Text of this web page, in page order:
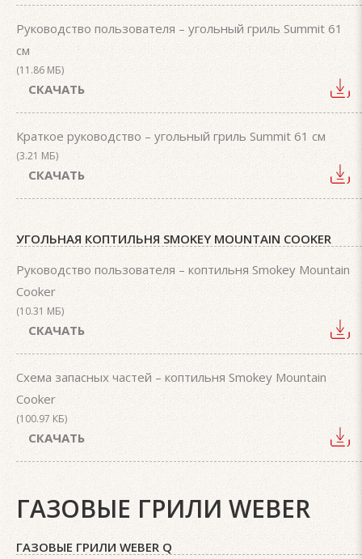
Руководство пользователя – угольный гриль Summit 61
см
(11.86 МБ)
СКАЧАТЬ
Краткое руководство – угольный гриль Summit 61 см
(3.21 МБ)
СКАЧАТЬ
УГОЛЬНАЯ КОПТИЛЬНЯ SMOKEY MOUNTAIN COOKER
Руководство пользователя – коптильня Smokey Mountain
Cooker
(10.31 МБ)
СКАЧАТЬ
Схема запасных частей – коптильня Smokey Mountain
Cooker
(100.97 КБ)
СКАЧАТЬ
ГАЗОВЫЕ ГРИЛИ WEBER
ГАЗОВЫЕ ГРИЛИ WEBER Q